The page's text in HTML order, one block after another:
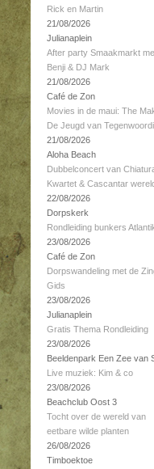
Rick en Martin
21/08/2026
Julianaplein
After party Smaakmarkt
Benji & DJ Mark
21/08/2026
Café de Zon
Movies in de maui: The
De Jeugd van
21/08/2026
Aloha Beach
Dubbelconcert van
Kwartet & Cascantar
22/08/2026
Dorpskerk
Rondleiding bunkers
23/08/2026
Café de Zon
Dorpswandeling met de
Gids
23/08/2026
Julianaplein
Gratis Thema Rondleiding
23/08/2026
Beeldenpark Een Zee van
Live muziek: Kim & co
23/08/2026
Beachclub Oost 3
Tocht over de wereld van
eetbare wilde planten
26/08/2026
Timboektoe